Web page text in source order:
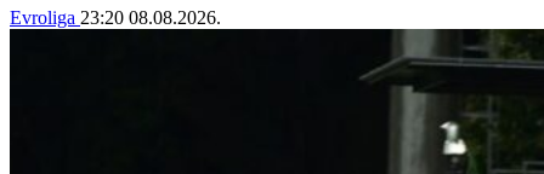
Evroliga 23:20 08.08.2026.